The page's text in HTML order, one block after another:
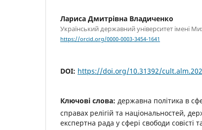
Лариса Дмитрівна Владиченко
Український державний унiверситет iменi
https://orcid.org/0000-0003-3454-1641
DOI: https://doi.org/10.31392/
Ключові слова: державна політика в
справах релігій та національностей,
експертна рада у сфері свободи совісті